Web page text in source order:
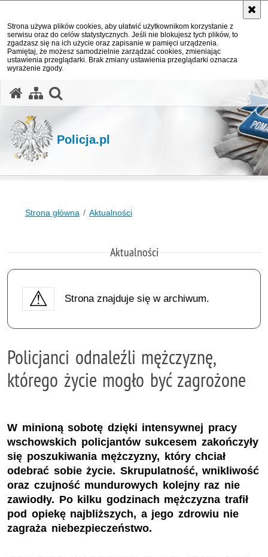
Strona używa plików cookies, aby ułatwić użytkownikom korzystanie z
serwisu oraz do celów statystycznych. Jeśli nie blokujesz tych plików, to
zgadzasz się na ich użycie oraz zapisanie w pamięci urządzenia.
Pamiętaj, że możesz samodzielnie zarządzać cookies, zmieniając
ustawienia przeglądarki. Brak zmiany ustawienia przeglądarki oznacza
wyrażenie zgody.
Policja.pl
Strona główna Aktualności
Aktualności
Strona znajduje się w archiwum.
Policjanci odnaleźli mężczyznę,
którego życie mogło być zagrożone
W minioną sobotę dzięki intensywnej pracy
wschowskich policjantów sukcesem zakończyły
się poszukiwania mężczyzny, który chciał
odebrać sobie życie. Skrupulatność, wnikliwość
oraz czujność mundurowych kolejny raz nie
zawiodły. Po kilku godzinach mężczyzna trafił
pod opiekę najbliższych, a jego zdrowiu nie
zagraża niebezpieczeństwo.